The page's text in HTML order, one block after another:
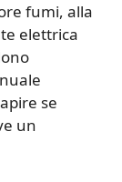
fumi, alla
elettrica
se
un